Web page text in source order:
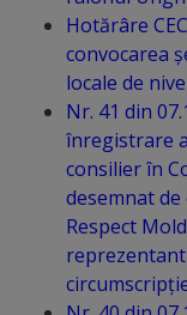
onoare
ai
titlului
„Merite
pentru
Hotărâre
convocarea
locale de
Nr. 41 din
înregistrare
consilier în
desemnat
Respect